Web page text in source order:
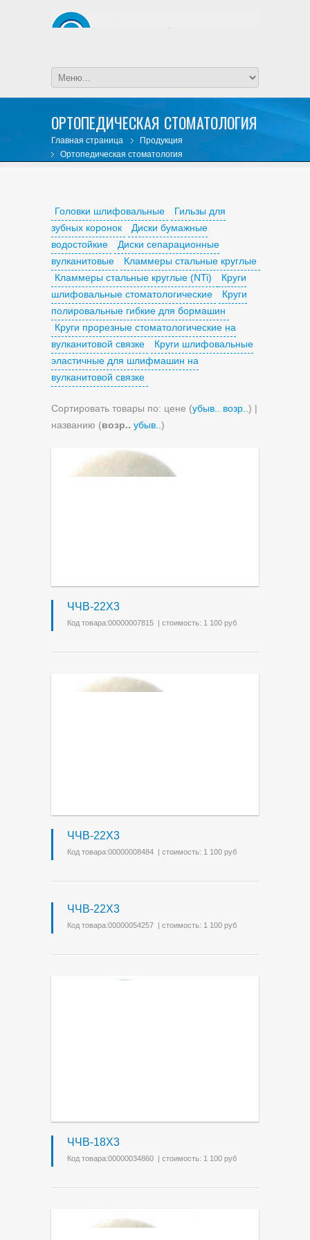
ОРТОПЕДИЧЕСКАЯ СТОМАТОЛОГИЯ
Главная страница
Продукция
Ортопедическая стоматология
Головки шлифовальные
Гильзы для
зубных коронок
Диски бумажные
водостойкие
Диски сепарационные
вулканитовые
Кламмеры стальные круглые
Кламмеры стальные круглые (NTi)
Круги
шлифовальные стоматологические
Круги
полировальные гибкие для бормашин
Круги прорезные стоматологические на
вулканитовой связке
Круги шлифовальные
эластичные для шлифмашин на
вулканитовой связке
Сортировать товары по: цене (убыв.. возр.. ) |
названию (возр.. убыв.. )
ЧЧВ-22Х3
Код товара:00000007815 | стоимость: 1 100 руб
ЧЧВ-22Х3
Код товара:00000008484 | стоимость: 1 100 руб
ЧЧВ-22Х3
Код товара:00000054257 | стоимость: 1 100 руб
ЧЧВ-18Х3
Код товара:00000034860 | стоимость: 1 100 руб